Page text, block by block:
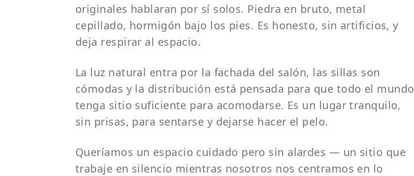
originales hablaran por sí solos. Piedra en bruto, metal
cepillado, hormigón bajo los pies. Es honesto, sin artificios, y
deja respirar al espacio.
La luz natural entra por la fachada del salón, las sillas son
cómodas y la distribución está pensada para que todo el mundo
tenga sitio suficiente para acomodarse. Es un lugar tranquilo,
sin prisas, para sentarse y dejarse hacer el pelo.
Queríamos un espacio cuidado pero sin alardes — un sitio que
trabaje en silencio mientras nosotros nos centramos en lo